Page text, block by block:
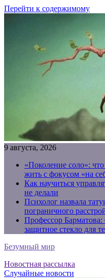
Перейти к содержимому
9 августа, 2026
«Поколение соло»:
жить с фокусом «на
Как научиться
не делали
Психолог назвала
пограничного
Профессор Барматова:
защитное стекло для
Безумный мир
Новостная рассылка
Случайные новости